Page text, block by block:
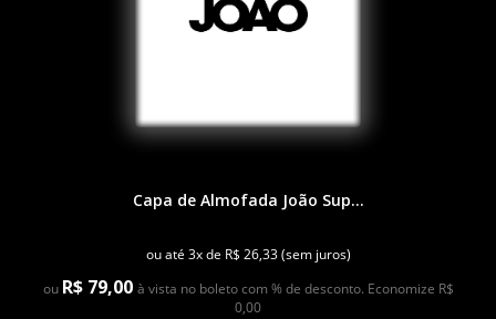
Capa de Almofada João Sup...
ou até 3x de R$ 26,33 (sem juros)
ou R$ 79,00 à vista no boleto com % de desconto. Economize R$
0,00